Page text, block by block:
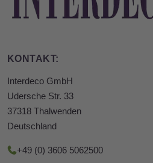
KONTAKT:
Interdeco GmbH
Udersche Str. 33
37318 Thalwenden
Deutschland
+49 (0) 3606 5062500